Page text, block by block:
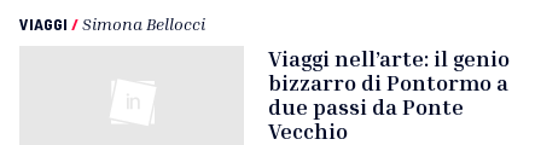
VIAGGI /Simona Bellocci
Viaggi nell’arte: il genio
bizzarro di Pontormo a
due passi da Ponte
Vecchio